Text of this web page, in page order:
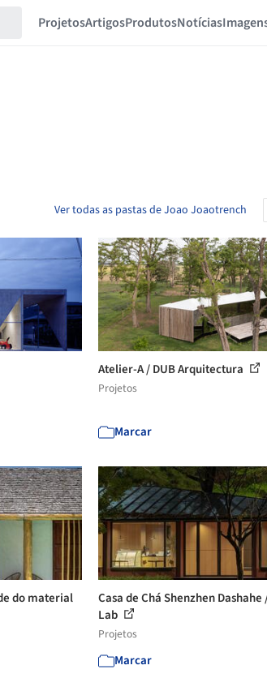
ProjetosArtigosProdutosNotícias
Ver todas as pastas de Joao Joaotrench
Atelier-A / DUB Arquitectura
Projetos
Marcar
do material
Casa de Chá Shenzhen
Lab
Projetos
Marcar